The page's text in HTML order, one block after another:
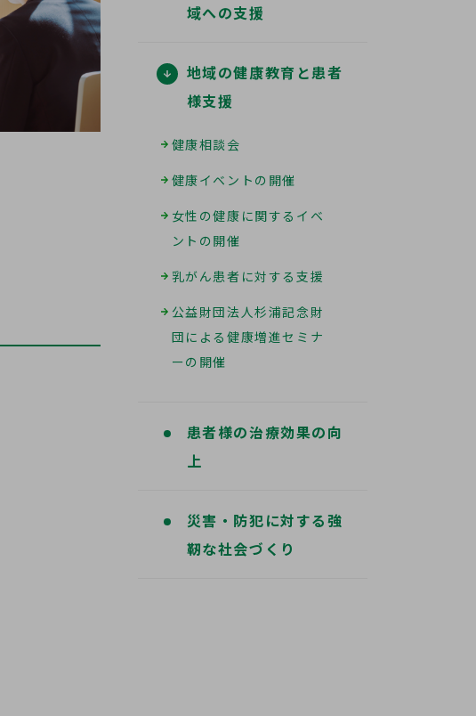
域への支援
地域の健康教育と患者
様支援
健康相談会
健康イベントの開催
女性の健康に関するイベ
ントの開催
乳がん患者に対する支援
公益財団法人杉浦記念財
団による健康増進セミナ
ーの開催
患者様の治療効果の向
上
災害・防犯に対する強
靭な社会づくり